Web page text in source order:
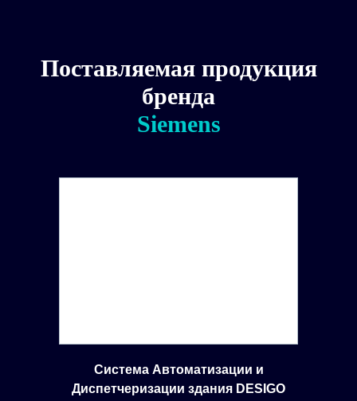
Поставляемая продукция
бренда
Siemens
Система Автоматизации и
Диспетчеризации здания DESIGO